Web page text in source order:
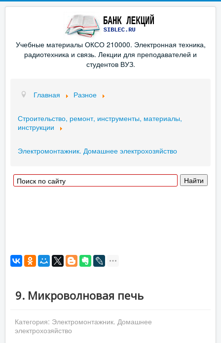
Учебные материалы ОКСО 210000. Электронная техника,
радиотехника и связь. Лекции для преподавателей и
студентов ВУЗ.
Главная Разное
Строительство, ремонт, инструменты, материалы,
инструкции
Электромонтажник. Домашнее электрохозяйство
9. Микроволновая печь
Категория: Электромонтажник. Домашнее
электрохозяйство